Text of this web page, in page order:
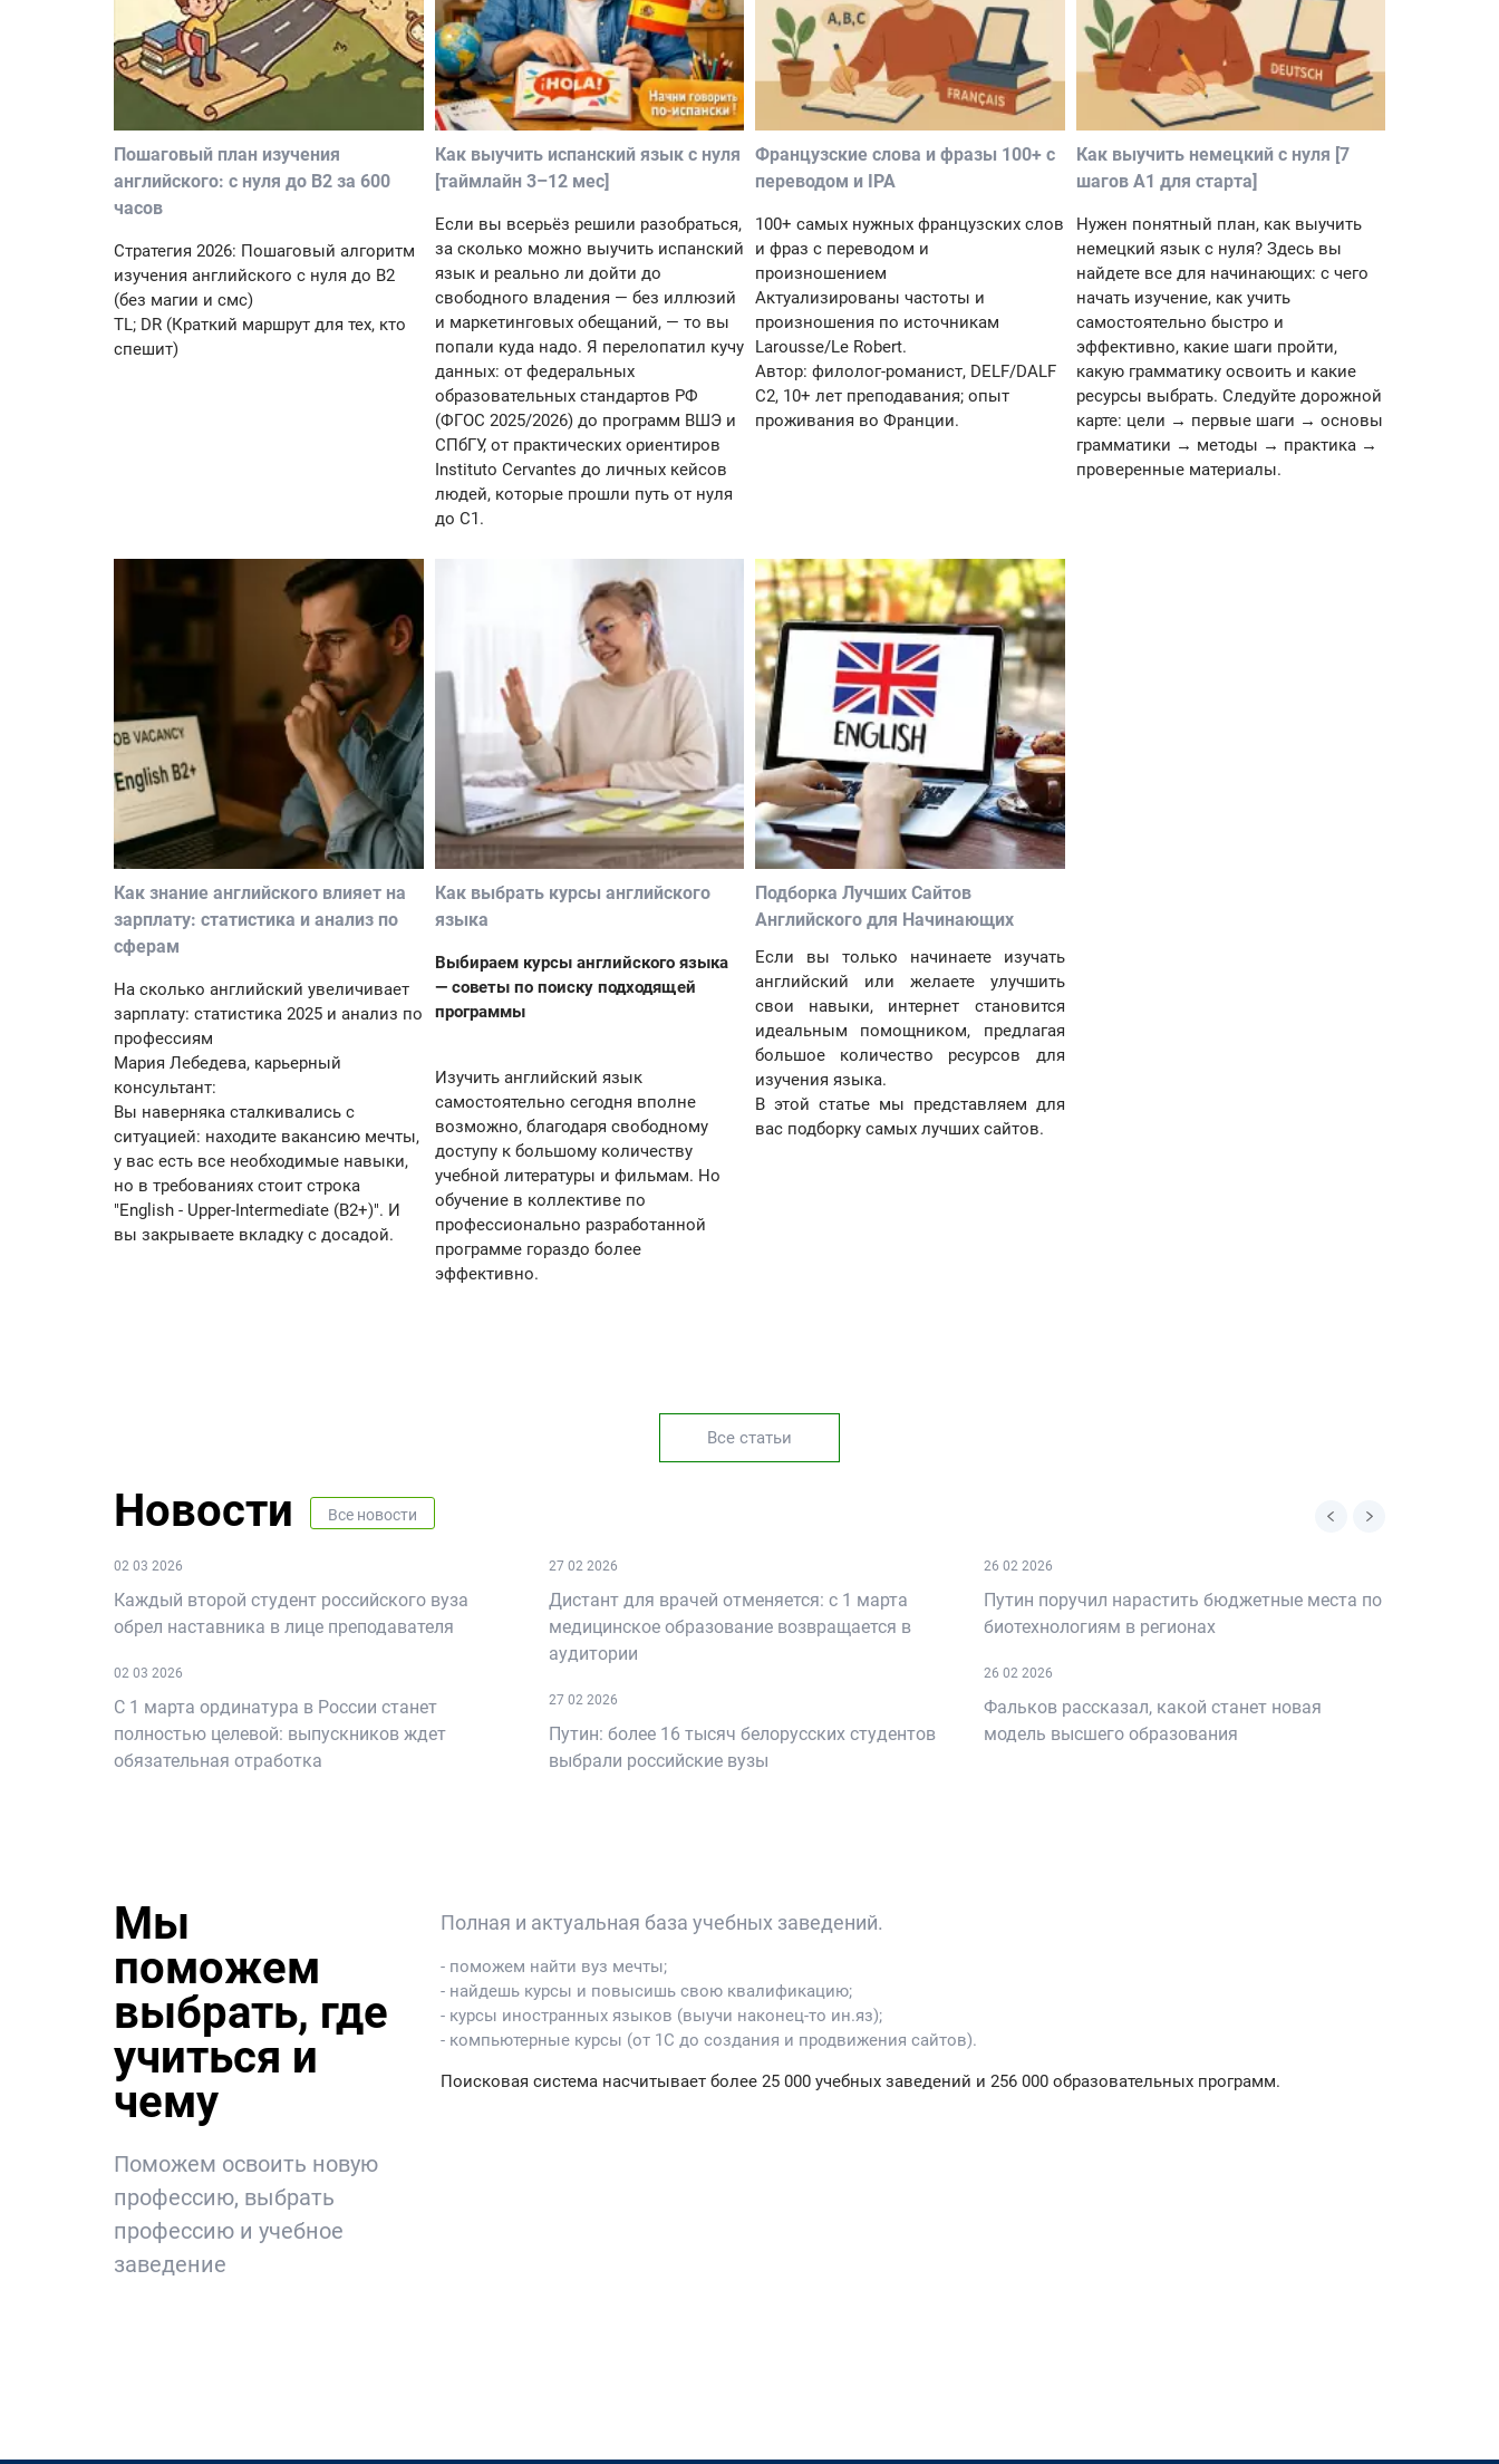
Пошаговый план изучения
английского: с нуля до B2 за 600
часов
Стратегия 2026: Пошаговый алгоритм
изучения английского с нуля до B2
(без магии и смс)
TL; DR (Краткий маршрут для тех, кто
спешит)
Как выучить испанский язык с нуля
[таймлайн 3–12 мес]
Если вы всерьёз решили разобраться,
за сколько можно выучить испанский
язык и реально ли дойти до
свободного владения — без иллюзий
и маркетинговых обещаний, — то вы
попали куда надо. Я перелопатил кучу
данных: от федеральных
образовательных стандартов РФ
(ФГОС 2025/2026) до программ ВШЭ и
СПбГУ, от практических ориентиров
Instituto Cervantes до личных кейсов
людей, которые прошли путь от нуля
до C1.
Французские слова и фразы 100+ с
переводом и IPA
100+ самых нужных французских слов
и фраз с переводом и
произношением
Актуализированы частоты и
произношения по источникам
Larousse/Le Robert.
Автор: филолог-романист, DELF/DALF
C2, 10+ лет преподавания; опыт
проживания во Франции.
Как выучить немецкий с нуля [7
шагов A1 для старта]
Нужен понятный план, как выучить
немецкий язык с нуля? Здесь вы
найдете все для начинающих: с чего
начать изучение, как учить
самостоятельно быстро и
эффективно, какие шаги пройти,
какую грамматику освоить и какие
ресурсы выбрать. Следуйте дорожной
карте: цели → первые шаги → основы
грамматики → методы → практика →
проверенные материалы.
Как знание английского влияет на
зарплату: статистика и анализ по
сферам
На сколько английский увеличивает
зарплату: статистика 2025 и анализ по
профессиям
Мария Лебедева, карьерный
консультант:
Вы наверняка сталкивались с
ситуацией: находите вакансию мечты,
у вас есть все необходимые навыки,
но в требованиях стоит строка
"English - Upper-Intermediate (B2+)". И
вы закрываете вкладку с досадой.
Как выбрать курсы английского
языка
Выбираем курсы английского языка
— советы по поиску подходящей
программы
Изучить английский язык
самостоятельно сегодня вполне
возможно, благодаря свободному
доступу к большому количеству
учебной литературы и фильмам. Но
обучение в коллективе по
профессионально разработанной
программе гораздо более
эффективно.
Подборка Лучших Сайтов
Английского для Начинающих
Если вы только начинаете изучать
английский или желаете улучшить
свои навыки, интернет становится
идеальным помощником, предлагая
большое количество ресурсов для
изучения языка.
В этой статье мы представляем для
вас подборку самых лучших сайтов.
Все статьи
Новости Все новости
02 03 2026
Каждый второй студент российского вуза
обрел наставника в лице преподавателя
02 03 2026
С 1 марта ординатура в России станет
полностью целевой: выпускников ждет
обязательная отработка
27 02 2026
Дистант для врачей отменяется: с 1 марта
медицинское образование возвращается в
аудитории
27 02 2026
Путин: более 16 тысяч белорусских студентов
выбрали российские вузы
26 02 2026
Путин поручил нарастить бюджетные места по
биотехнологиям в регионах
26 02 2026
Фальков рассказал, какой станет новая
модель высшего образования
Мы
поможем
выбрать, где
учиться и
чему
Поможем освоить новую
профессию, выбрать
профессию и учебное
заведение
Полная и актуальная база учебных заведений.
- поможем найти вуз мечты;
- найдешь курсы и повысишь свою квалификацию;
- курсы иностранных языков (выучи наконец-то ин.яз);
- компьютерные курсы (от 1С до создания и продвижения сайтов).
Поисковая система насчитывает более 25 000 учебных заведений и 256 000 образовательных программ.